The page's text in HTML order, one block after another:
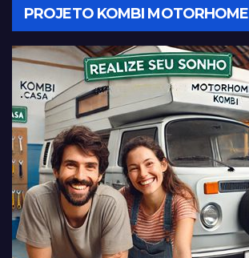
PROJETO KOMBI MOTORHOME